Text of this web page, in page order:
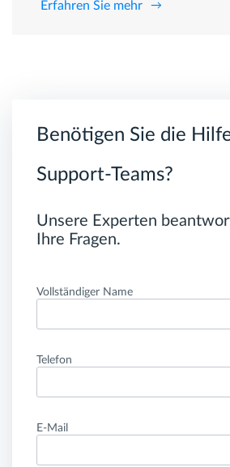
Erfahren Sie mehr
Benötigen Sie die
Support-Teams?
Unsere Experten
Ihre Fragen.
Vollständiger Name
Telefon
E-Mail